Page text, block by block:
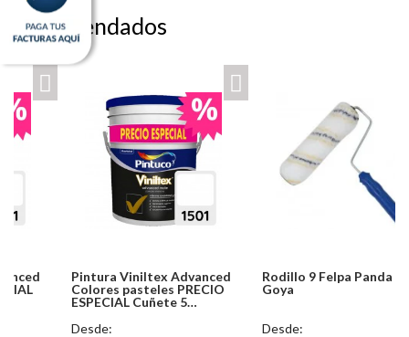
Recomendados
Pintura Viniltex Advanced
Colores pasteles PRECIO
ESPECIAL Cuñete 5
Rodillo 9 Felpa Panda
Goya